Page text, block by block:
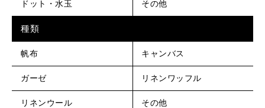
ドット・水玉 その他
種類
帆布 キャンバス
ガーゼ リネンワッフル
リネンウール その他